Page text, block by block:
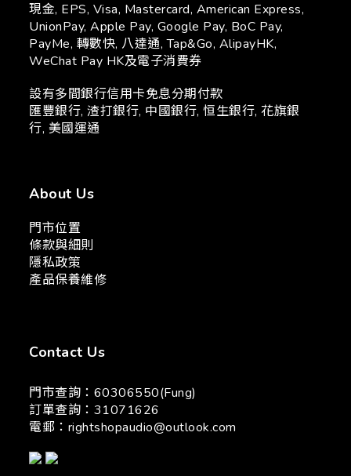
現金, EPS, Visa, Mastercard, American Express,
UnionPay, Apple Pay, Google Pay, BoC Pay,
PayMe, 轉數快, 八達通, Tap&Go, AlipayHK,
WeChat Pay HK及電子消費券
設有多間銀行信用卡免息分期付款
匯豐銀行, 渣打銀行, 中國銀行, 恒生銀行, 花旗銀
行, 美國運通
About Us
門市位置
條款與細則
隱私政策
產品保養維修
Contact Us
門市查詢：60306550(Fung)
訂單查詢：31071626
電郵： rightshopaudio@outlook.com